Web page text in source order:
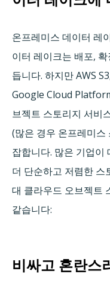
온프레미스 데이터 레
이터 레이크는 배포,
듭니다. 하지만 AWS
Google Cloud
브젝트 스토리지 서비
(많은 경우 온프레미스
잡합니다. 많은 기업이
더 단순하고 저렴한 스
대 클라우드 오브젝트
같습니다:
비싸고 혼란스